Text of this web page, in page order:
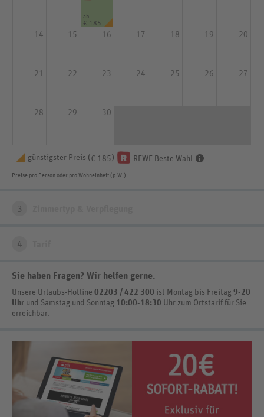
ab
€ 185
14 15 16 17 18 19 20
21 22 23 24 25 26 27
28 29 30
günstigster Preis ( € 185 ) REWE Beste Wahl
Preise pro Person oder pro Wohneinheit (p.W.).
3
4
Sie haben Fragen? Wir helfen gerne.
Unsere Urlaubs-Hotline 02203 / 422 300 ist Montag bis Freitag 9-20
Uhr und Samstag und Sonntag 10:00-18:30 Uhr zum Ortstarif für Sie
erreichbar.